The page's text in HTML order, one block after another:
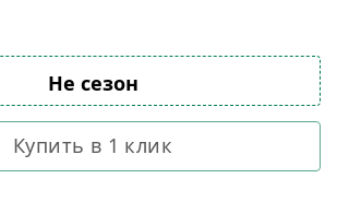
Не сезон
Купить в 1 клик